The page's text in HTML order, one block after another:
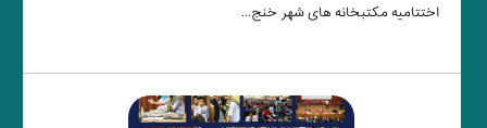
اختتامیه مکتبخانه های شهر خنج...